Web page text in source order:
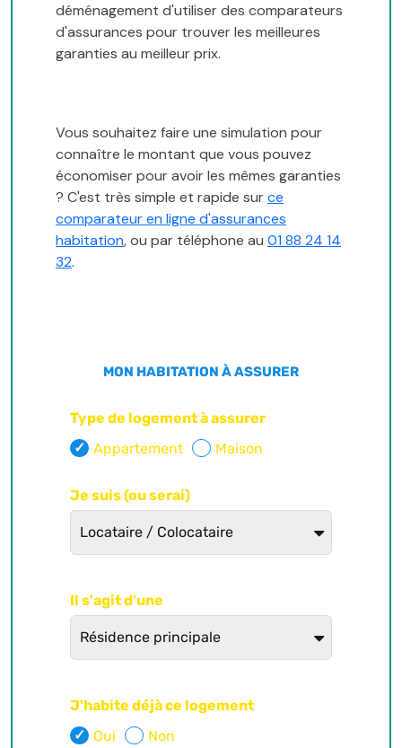
déménagement d'utiliser des comparateurs
d'assurances pour trouver les meilleures
garanties au meilleur prix.
Vous souhaitez faire une simulation pour
connaître le montant que vous pouvez
économiser pour avoir les mêmes garanties
? C'est très simple et rapide surce
comparateur en ligne d'assurances
habitation, ou par téléphone au 01 88 24 14
32.